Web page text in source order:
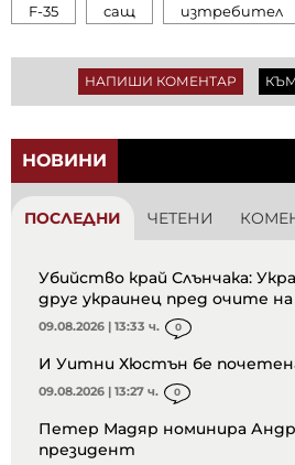
F-35 сащ изтребител
НАПИШИ КОМЕНТАР
НОВИНИ
ПОСЛЕДНИ ЧЕТЕНИ
Убийство край Слънчака:
друг украинец пред очите
09.08.2026 | 13:33 ч. 0
И Уитни Хюстън бе
09.08.2026 | 13:27 ч. 0
Петер Мадяр номинира
президент